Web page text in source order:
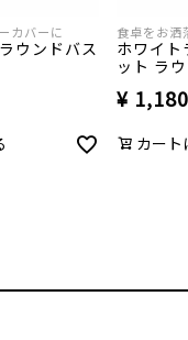
カバーに
ウンドバス
食卓をお洒
ホワイト
ット ラ
¥ 1,180
カート